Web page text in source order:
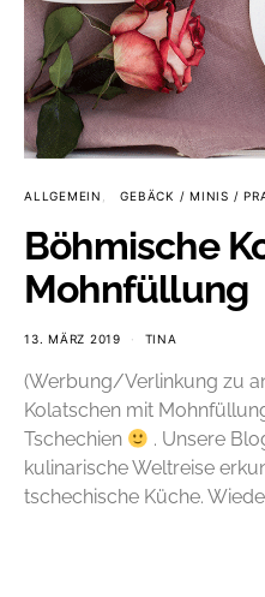
ALLGEMEIN GEBÄCK / MINIS /
Böhmische
Mohnfüllung
13. MÄRZ 2019 TINA
(Werbung/Verlinkung zu
Kolatschen mit
Tschechien
. Unsere
kulinarische Weltreise
tschechische Küche.